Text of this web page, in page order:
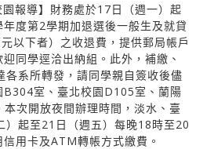
園報導】財務處於17日（週一）起
度第2學期加退選後一般生及就貸
以下者）之收退費，提供郵局帳戶
同學逕洽出納組。此外，補繳、
各系所轉發，請同學親自簽收後儘
B304室、臺北校園D105室、蘭陽
次開放夜間辦理時間，淡水、臺
）起至21日（週五）每晚18時至20
用卡及ATM轉帳方式繳費。